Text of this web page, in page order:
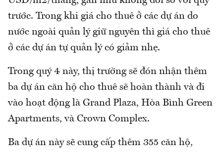
trước. Trong khi giá cho thuê ở các dự án do
nước ngoài quản lý giữ nguyên thì giá cho thuê
ở các dự án tự quản lý có giảm nhẹ.
Trong quý 4 này, thị trường sẽ đón nhận thêm
ba dự án căn hộ cho thuê sẽ hoàn thành và đi
vào hoạt động là Grand Plaza, Hòa Bình Green
Apartments, và Crown Complex.
Ba dự án này sẽ cung cấp thêm 355 căn hộ,